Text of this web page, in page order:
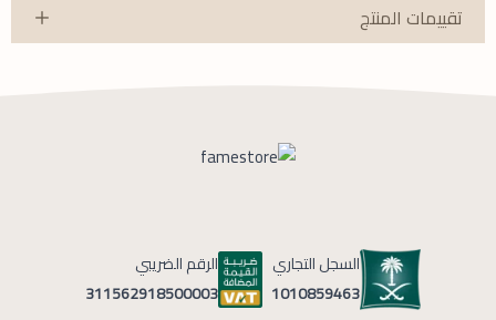
تقييمات المنتج
السجل التجاري
1010859463
الرقم الضريبي
311562918500003